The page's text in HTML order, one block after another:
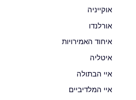
אוקייניה
אורלנדו
איחוד האמירויות
איטליה
איי הבתולה
איי המלדיביים